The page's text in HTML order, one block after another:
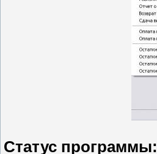
Статус программы: